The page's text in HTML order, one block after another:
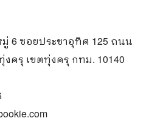
มู่ 6 ซอยประชาอุทิศ 125 ถนน
ครุ เขตทุ่งครุ กทม. 10140